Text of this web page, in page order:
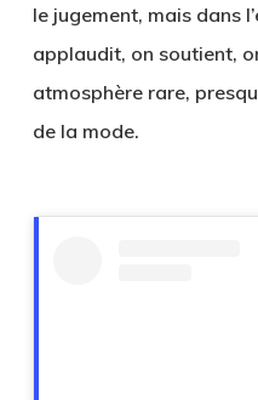
le jugement, mais dans
applaudit, on soutient,
atmosphère rare,
de la mode.